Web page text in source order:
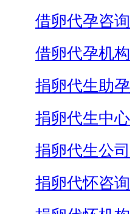
借卵代孕咨询
借卵代孕机构
捐卵代生助孕
捐卵代生中心
捐卵代生公司
捐卵代怀咨询